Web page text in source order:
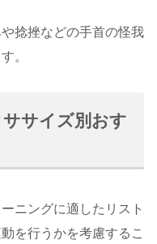
捻挫などの手首の怪我
。
サイズ別おす
ニングに適したリスト
を行うかを考慮するこ